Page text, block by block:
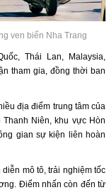
biển Nha Trang
Thái Lan, Malaysia,
tham gia, đồng thời ban
địa điểm trung tâm của
Niên, khu vực Hòn
gian sự kiện liên hoàn
mô tô, trải nghiệm tốc
Điểm nhấn còn đến từ